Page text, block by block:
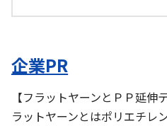
企業PR
【フラットヤーンとＰＰ延
ラットヤーンとはポリエチレ